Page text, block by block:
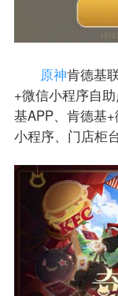
原神肯德基
+微信小程序自
基APP、肯德基
小程序、门店柜